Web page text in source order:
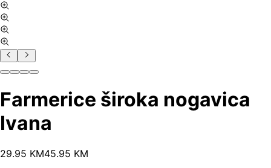
Farmerice široka nogavica
Ivana
29.95 KM45.95 KM